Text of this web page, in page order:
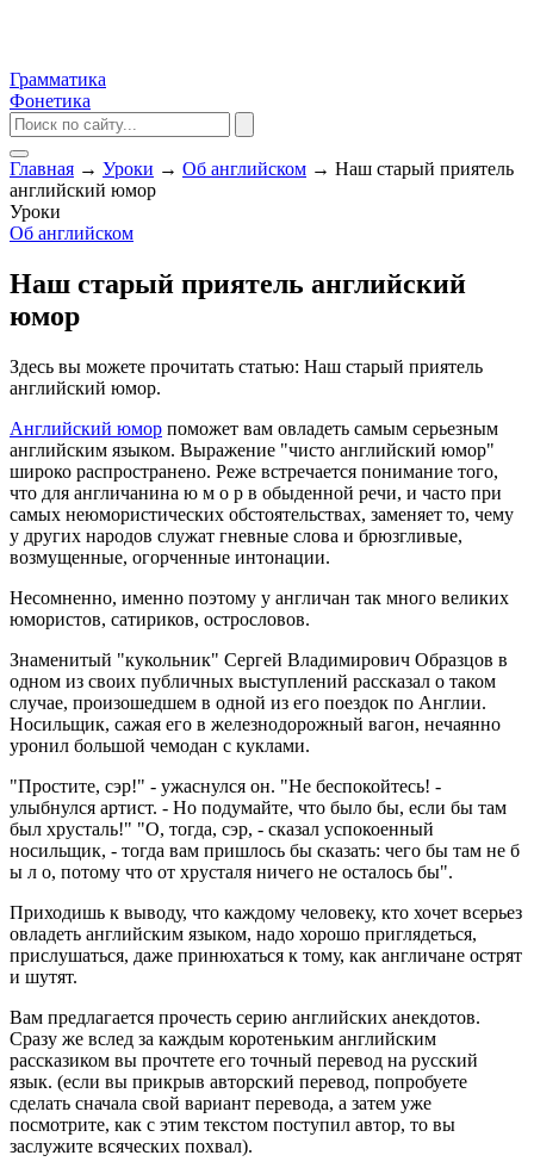
Грамматика
Фонетика
Главная → Уроки → Об английском → Наш старый приятель
английский юмор
Уроки
Об английском
Наш старый приятель английский
юмор
Здесь вы можете прочитать статью: Наш старый приятель
английский юмор.
Английский юмор поможет вам овладеть самым серьезным
английским языком. Выражение "чисто английский юмор"
широко распространено. Реже встречается понимание того,
что для англичанина ю м о р в обыденной речи, и часто при
самых неюмористических обстоятельствах, заменяет то, чему
у других народов служат гневные слова и брюзгливые,
возмущенные, огорченные интонации.
Несомненно, именно поэтому у англичан так много великих
юмористов, сатириков, острословов.
Знаменитый "кукольник" Сергей Владимирович Образцов в
одном из своих публичных выступлений рассказал о таком
случае, произошедшем в одной из его поездок по Англии.
Носильщик, сажая его в железнодорожный вагон, нечаянно
уронил большой чемодан с куклами.
"Простите, сэр!" - ужаснулся он. "Не беспокойтесь! -
улыбнулся артист. - Но подумайте, что было бы, если бы там
был хрусталь!" "О, тогда, сэр, - сказал успокоенный
носильщик, - тогда вам пришлось бы сказать: чего бы там не б
ы л о, потому что от хрусталя ничего не осталось бы".
Приходишь к выводу, что каждому человеку, кто хочет всерьез
овладеть английским языком, надо хорошо приглядеться,
прислушаться, даже принюхаться к тому, как англичане острят
и шутят.
Вам предлагается прочесть серию английских анекдотов.
Сразу же вслед за каждым коротеньким английским
рассказиком вы прочтете его точный перевод на русский
язык. (если вы прикрыв авторский перевод, попробуете
сделать сначала свой вариант перевода, а затем уже
посмотрите, как с этим текстом поступил автор, то вы
заслужите всяческих похвал).